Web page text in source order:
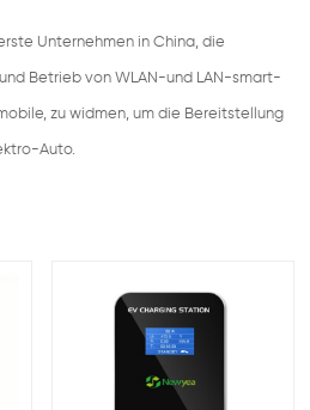
Unternehmen in China, die
Betrieb von WLAN-und LAN-smart-
zu widmen, um die Bereitstellung
Auto.